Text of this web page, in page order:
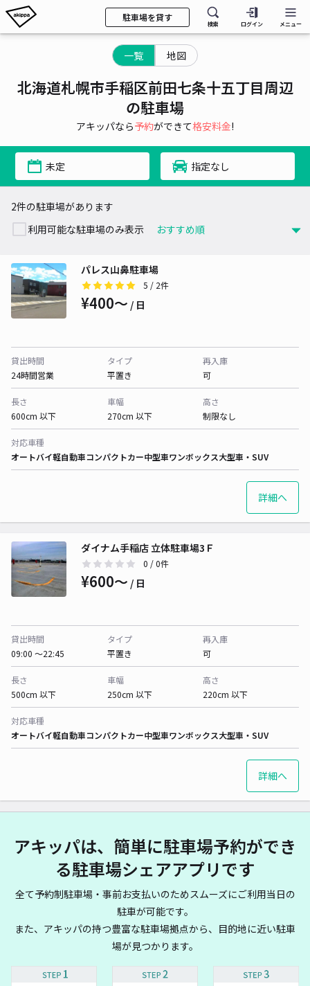
駐車場を貸す
検索 ログイン メニュー
一覧 地図
北海道札幌市手稲区前田七条十五丁目周辺
の駐車場
アキッパなら予約ができて格安料金!
未定 指定なし
2件の駐車場があります
利用可能な駐車場のみ表示
パレス山鼻駐車場
5 / 2件
¥400〜 / 日
貸出時間
24時間営業
タイプ
平置き
再入庫
可
長さ
600cm 以下
車幅
270cm 以下
高さ
制限なし
対応車種
オートバイ軽自動車コンパクトカー中型車ワンボックス大型車・SUV
詳細へ
ダイナム手稲店 立体駐車場3Ｆ
0 / 0件
¥600〜 / 日
貸出時間
09:00 〜22:45
タイプ
平置き
再入庫
可
長さ
500cm 以下
車幅
250cm 以下
高さ
220cm 以下
対応車種
オートバイ軽自動車コンパクトカー中型車ワンボックス大型車・SUV
詳細へ
アキッパは、簡単に駐車場予約ができ
る駐車場シェアアプリです
全て予約制駐車場・事前お支払いのためスムーズにご利用当日の
駐車が可能です。
また、アキッパの持つ豊富な駐車場拠点から、目的地に近い駐車
場が見つかります。